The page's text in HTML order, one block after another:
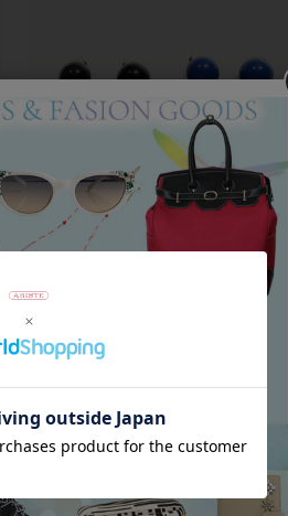
【ZSiSKA】≪BLISS≫レジンイヤリング